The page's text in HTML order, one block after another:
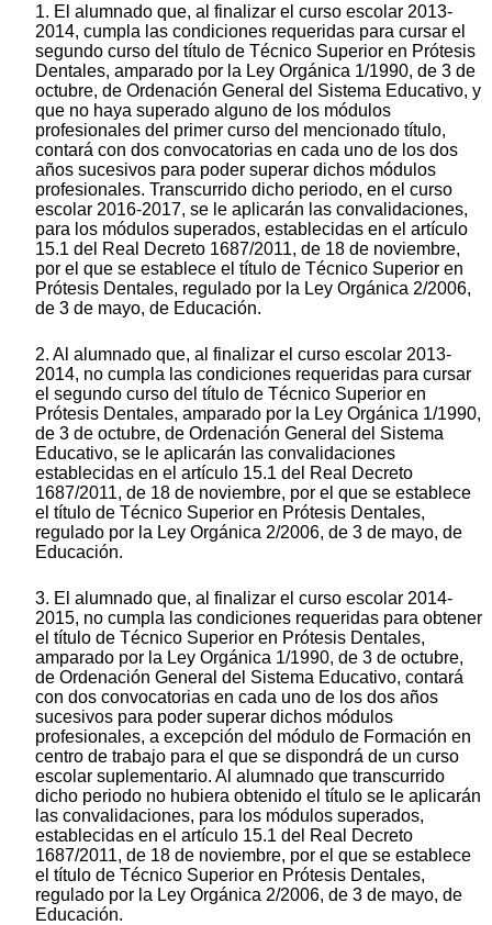
1. El alumnado que, al finalizar el curso escolar 2013-
2014, cumpla las condiciones requeridas para cursar el
segundo curso del título de Técnico Superior en Prótesis
Dentales, amparado por la Ley Orgánica 1/1990, de 3 de
octubre, de Ordenación General del Sistema Educativo, y
que no haya superado alguno de los módulos
profesionales del primer curso del mencionado título,
contará con dos convocatorias en cada uno de los dos
años sucesivos para poder superar dichos módulos
profesionales. Transcurrido dicho periodo, en el curso
escolar 2016-2017, se le aplicarán las convalidaciones,
para los módulos superados, establecidas en el artículo
15.1 del Real Decreto 1687/2011, de 18 de noviembre,
por el que se establece el título de Técnico Superior en
Prótesis Dentales, regulado por la Ley Orgánica 2/2006,
de 3 de mayo, de Educación.
2. Al alumnado que, al finalizar el curso escolar 2013-
2014, no cumpla las condiciones requeridas para cursar
el segundo curso del título de Técnico Superior en
Prótesis Dentales, amparado por la Ley Orgánica 1/1990,
de 3 de octubre, de Ordenación General del Sistema
Educativo, se le aplicarán las convalidaciones
establecidas en el artículo 15.1 del Real Decreto
1687/2011, de 18 de noviembre, por el que se establece
el título de Técnico Superior en Prótesis Dentales,
regulado por la Ley Orgánica 2/2006, de 3 de mayo, de
Educación.
3. El alumnado que, al finalizar el curso escolar 2014-
2015, no cumpla las condiciones requeridas para obtener
el título de Técnico Superior en Prótesis Dentales,
amparado por la Ley Orgánica 1/1990, de 3 de octubre,
de Ordenación General del Sistema Educativo, contará
con dos convocatorias en cada uno de los dos años
sucesivos para poder superar dichos módulos
profesionales, a excepción del módulo de Formación en
centro de trabajo para el que se dispondrá de un curso
escolar suplementario. Al alumnado que transcurrido
dicho periodo no hubiera obtenido el título se le aplicarán
las convalidaciones, para los módulos superados,
establecidas en el artículo 15.1 del Real Decreto
1687/2011, de 18 de noviembre, por el que se establece
el título de Técnico Superior en Prótesis Dentales,
regulado por la Ley Orgánica 2/2006, de 3 de mayo, de
Educación.